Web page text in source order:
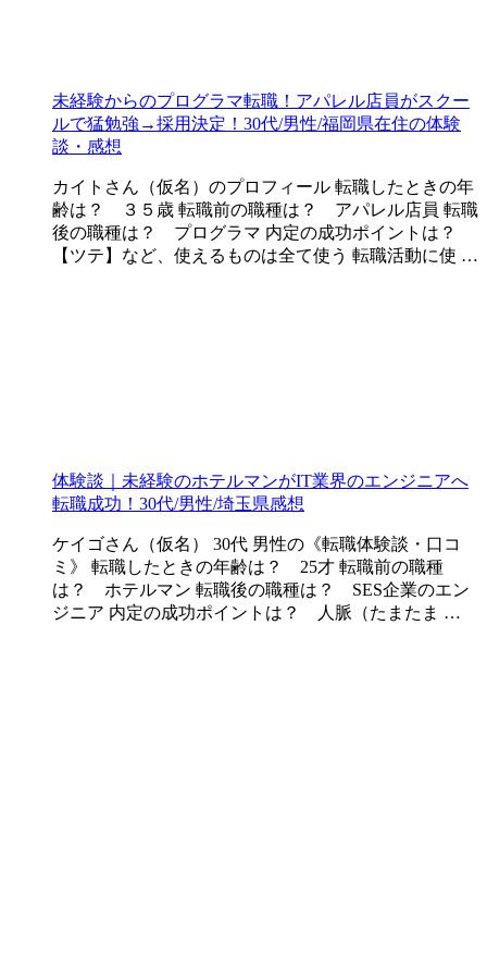
未経験からのプログラマ転職！アパレル店員がスクー
ルで猛勉強→採用決定！30代/男性/福岡県在住の体験
談・感想
カイトさん（仮名）のプロフィール 転職したときの年
齢は？ ３５歳 転職前の職種は？ アパレル店員 転職
後の職種は？ プログラマ 内定の成功ポイントは？
【ツテ】など、使えるものは全て使う 転職活動に使 …
体験談｜未経験のホテルマンがIT業界のエンジニアへ
転職成功！30代/男性/埼玉県感想
ケイゴさん（仮名） 30代 男性の《転職体験談・口コ
ミ》 転職したときの年齢は？ 25才 転職前の職種
は？ ホテルマン 転職後の職種は？ SES企業のエン
ジニア 内定の成功ポイントは？ 人脈（たまたま …